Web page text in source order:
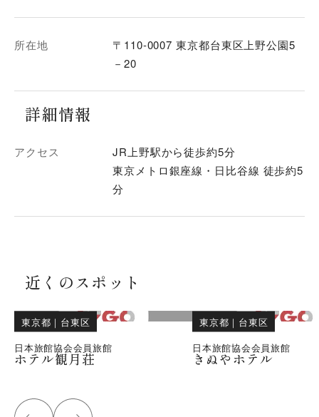
所在地
〒110-0007 東京都台東区上野公園5
－20
詳細情報
アクセス
JR上野駅から徒歩約5分
東京メトロ銀座線・日比谷線 徒歩約5
分
近くのスポット
東京都 ｜ 台東区
日本旅館協会会員旅館
ホテル観月荘
東京都 ｜ 台東区
日本旅館協会会員旅館
きぬやホテル